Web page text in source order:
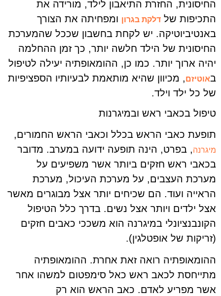
החיסונית, החזרת התיאבון לילד, מורידה את
התכיפות של דלקת בגרון ומפחיתה את הצורך
באנטיביוטיקה. יש לקחת בחשבון שככל שהמערכת
החיסונית של הילד חלשה יותר, כך זמן ההחלמה
יהיה ארוך יותר. כמו כן, ההומאופתיה יעילה לטיפול
באוטיזם, מכיוון שהיא מותאמת לבעיותיו הספציפיות
של כל ילד וילד.
טיפול בכאבי ראש ובמיגרנות
תופעת כאבי הראש בכלל וכאבי הראש החמורים,
מיגרנה, בפרט, הינה תופעה ידועה במערב. מדובר
בכאבי ראש חזקים ביותר אשר משפיעים על
מערכת העצבים, על מערכת העיכול, מערכת
הראייה ועוד. הם שכיחים יותר אצל מבוגרים מאשר
אצל ילדים ויותר אצל נשים. בדרך כלל הטיפול
הקונבנציונלי במיגרנה הוא משככי כאבים חזקים
(זריקות של אופטלגין).
ההומאופתיה רואה זאת אחרת. ההומאופתיה
מתייחסת לכאב ראש כאל סימפטום למשהו אחר
אשר מפריע לאדם. כאב הראש הוא רק